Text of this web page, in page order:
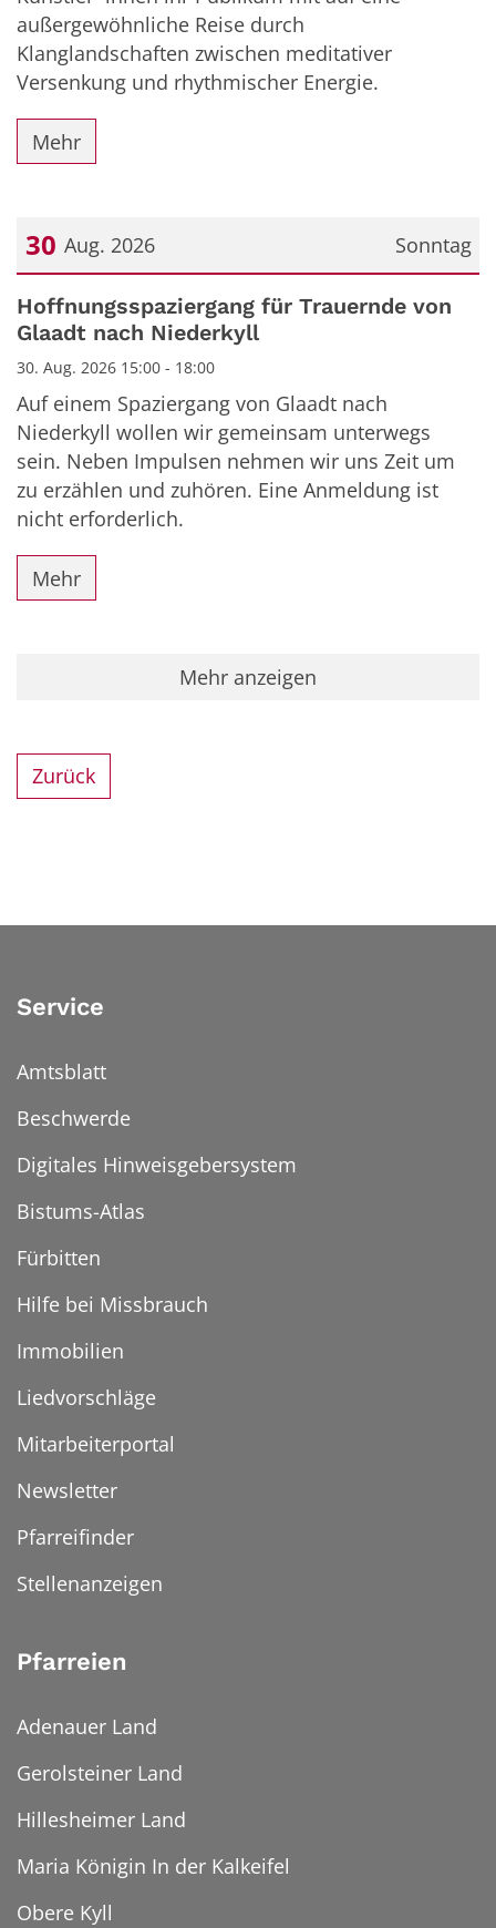
außergewöhnliche Reise durch
Klanglandschaften zwischen meditativer
Versenkung und rhythmischer Energie.
Mehr
Sonntag
30 Aug. 2026
Datum: 30. August 2026
Hoffnungsspaziergang für Trauernde von
Glaadt nach Niederkyll
30. Aug. 2026 15:00 - 18:00
Auf einem Spaziergang von Glaadt nach
Niederkyll wollen wir gemeinsam unterwegs
sein. Neben Impulsen nehmen wir uns Zeit um
zu erzählen und zuhören. Eine Anmeldung ist
nicht erforderlich.
Mehr
Mehr anzeigen
Zurück
Service
Amtsblatt
Beschwerde
Digitales Hinweisgebersystem
Bistums-Atlas
Fürbitten
Hilfe bei Missbrauch
Immobilien
Liedvorschläge
Mitarbeiterportal
Newsletter
Pfarreifinder
Stellenanzeigen
Pfarreien
Adenauer Land
Gerolsteiner Land
Hillesheimer Land
Maria Königin In der Kalkeifel
Obere Kyll